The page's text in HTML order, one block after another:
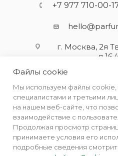
+7 977 710-00-
г. Москва, 2я
д.16
Файлы cookie
Мы используем файлы
специалистами и третьими
на нашем веб-сайте, что
взаимодействие с
Продолжая просмотр
принимаете условия его
подробные сведения